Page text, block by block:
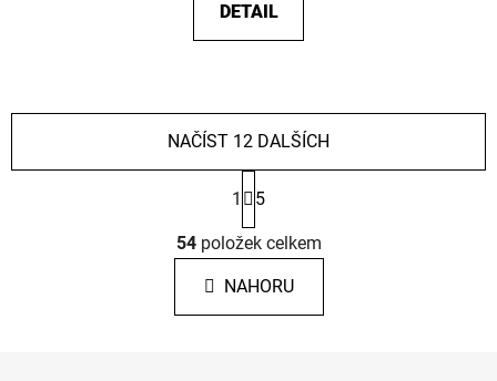
DETAIL
O
v
l
á
d
NAČÍST 12 DALŠÍCH
t
r
á
n
k
1 5
54položek celkem
NAHORU